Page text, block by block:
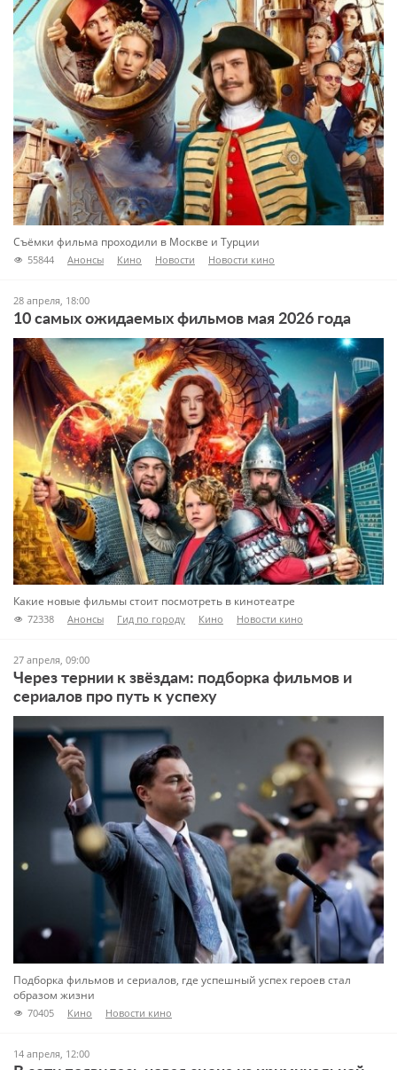
Съёмки фильма проходили в Москве и Турции
55844 Анонсы Кино Новости Новости кино
28 апреля, 18:00
10 самых ожидаемых фильмов мая 2026 года
Какие новые фильмы стоит посмотреть в кинотеатре
72338 Анонсы Гид по городу Кино Новости кино
27 апреля, 09:00
Через тернии к звёздам: подборка фильмов и
сериалов про путь к успеху
Подборка фильмов и сериалов, где успешный успех героев стал
образом жизни
70405 Кино Новости кино
14 апреля, 12:00